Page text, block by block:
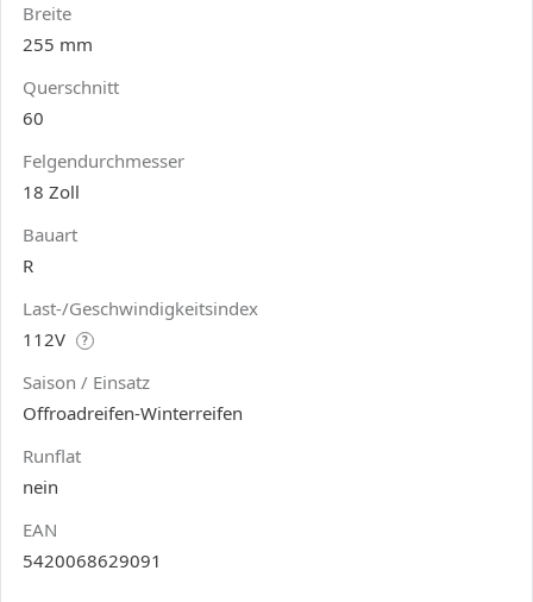
Breite
255 mm
Querschnitt
60
Felgendurchmesser
18 Zoll
Bauart
R
Last-/Geschwindigkeitsindex
112V
?
Saison / Einsatz
Offroadreifen-Winterreifen
Runflat
nein
EAN
5420068629091